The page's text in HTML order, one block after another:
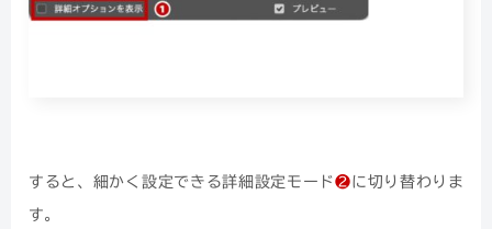
すると、細かく設定できる詳細設定モード❷に切り替わりま
す。